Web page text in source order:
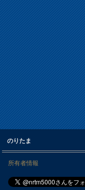
のりたま
所有者情報